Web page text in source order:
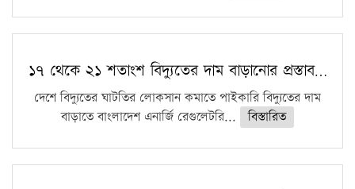
১৭ থেকে ২১ শতাংশ বিদ্যুতের দাম বাড়ানোর প্রস্তাব…
দেশে বিদ্যুতের ঘাটতির লোকসান কমাতে পাইকারি বিদ্যুতের দাম
বাড়াতে বাংলাদেশ এনার্জি রেগুলেটরি...
বিস্তারিত